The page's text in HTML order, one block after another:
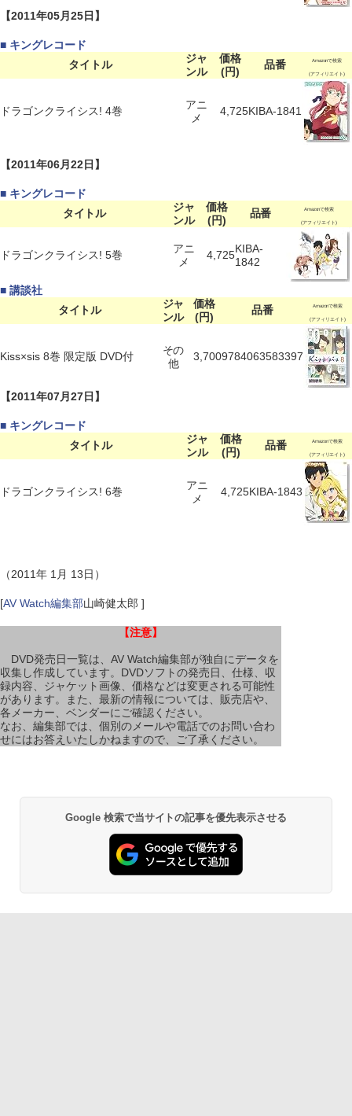
【2011年05月25日】
■ キングレコード
タイトル
ジャ
ンル
価格
(円)
品番 Amazonで検索
(アフィリエイト)
ドラゴンクライシス! 4巻
アニ
メ
4,725KIBA-1841
【2011年06月22日】
■ キングレコード
タイトル
ジャ
ンル
価格
(円)
品番 Amazonで検索
(アフィリエイト)
ドラゴンクライシス! 5巻
アニ
メ
4,725KIBA-
1842
■ 講談社
タイトル
ジャ
ンル
価格
(円)
品番 Amazonで検索
(アフィリエイト)
Kiss×sis 8巻 限定版 DVD付
その
他
3,7009784063583397
【2011年07月27日】
■ キングレコード
タイトル
ジャ
ンル
価格
(円)
品番 Amazonで検索
(アフィリエイト)
ドラゴンクライシス! 6巻
アニ
メ
4,725KIBA-1843
（2011年 1月 13日）
[AV Watch編集部山崎健太郎 ]
【注意】
DVD発売日一覧は、AV Watch編集部が独自にデータを
収集し作成しています。DVDソフトの発売日、仕様、収
録内容、ジャケット画像、価格などは変更される可能性
があります。また、最新の情報については、販売店や、
各メーカー、ベンダーにご確認ください。
なお、編集部では、個別のメールや電話でのお問い合わ
せにはお答えいたしかねますので、ご了承ください。
Google 検索で当サイトの記事を優先表示させる